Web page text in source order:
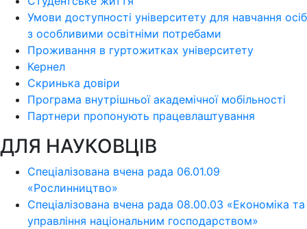
Умови доступності університету для навчання осіб
з особливими освітніми потребами
Проживання в гуртожитках університету
Кернел
Скринька довіри
Програма внутрішньої академічної мобільності
Партнери пропонують працевлаштування
ДЛЯ НАУКОВЦІВ
Спеціалізована вчена рада 06.01.09
«Рослинництво»
Спеціалізована вчена рада 08.00.03 «Економіка та
управління національним господарством»